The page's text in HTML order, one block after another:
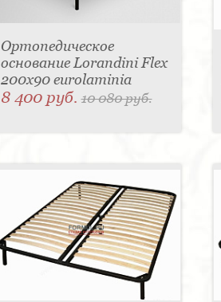
Ортопедическое
основание Lorandini Flex
200x90 eurolaminia
8 400 руб.10 080 руб.